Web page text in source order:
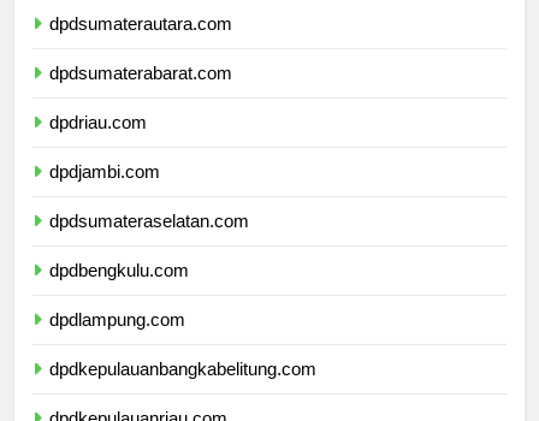
dpdsumaterautara.com
dpdsumaterabarat.com
dpdriau.com
dpdjambi.com
dpdsumateraselatan.com
dpdbengkulu.com
dpdlampung.com
dpdkepulauanbangkabelitung.com